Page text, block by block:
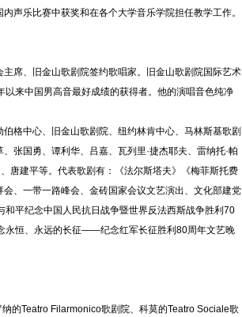
声乐比赛中获奖和在各个大学音乐学院担任教学工作。
席、旧金山歌剧院签约歌唱家。旧金山歌剧院国际艺术
来中国男高音最好成绩的获得者。他的演唱音色纯净
格中心、旧金山歌剧院、纽约林肯中心、马林斯基歌剧
张国勇、谭利华、吕嘉、瓦列里·捷杰耶夫、雷纳托·帕
唐建平等。代表歌剧有：《法尔斯塔夫》《梅菲斯托费
、一带一路峰会、金砖国家会议文艺演出、文化部建党
平纪念中国人民抗日战争暨世界反法西斯战争胜利70
永恒、永远的长征——纪念红军长征胜利80周年文艺晚
的Teatro Filarmonico歌剧院、科莫的Teatro Sociale歌